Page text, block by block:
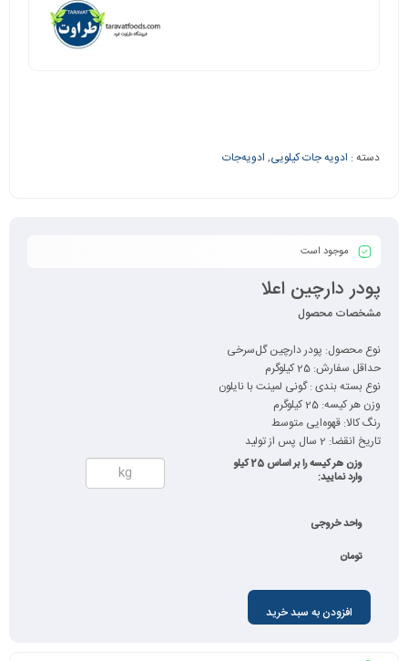
دسته : ادویه جات کیلویی, ادویه‌جات
موجود است
پودر دارچین اعلا
مشخصات محصول
نوع محصول: پودر دارچین گل‌سرخی
حداقل سفارش: 25 کیلوگرم
نوع بسته بندی : گونی لمینت با نایلون
وزن هر کیسه: 25 کیلوگرم
رنگ کالا: قهوه‌ایی متوسط
تاریخ انقضا: 2 سال پس از تولید
وزن هر کیسه را بر اساس 25 کیلو
وارد نمایید:
واحد خروجی
تومان
افزودن به سبد خرید